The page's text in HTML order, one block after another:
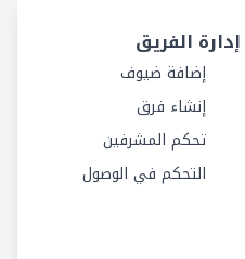
إدارة الفريق
إضافة ضيوف
إنشاء فرق
تحكم المشرفين
التحكم في الوصول